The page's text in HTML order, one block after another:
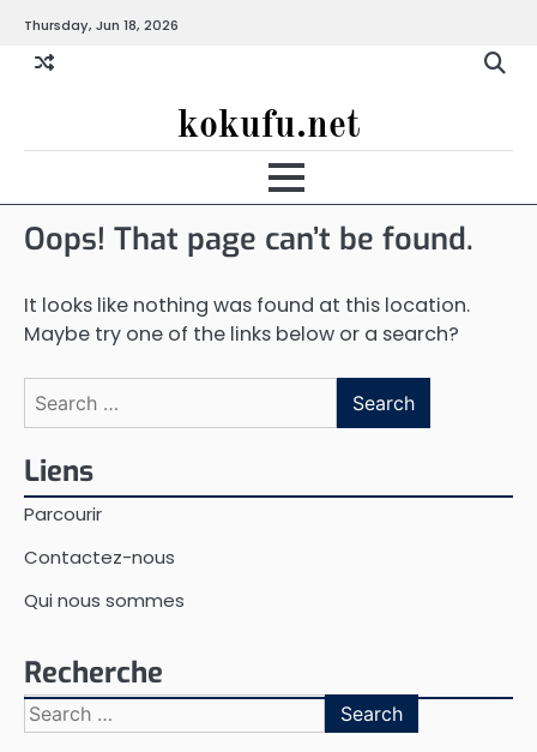
content
Thursday, Jun 18, 2026
kokufu.net
Oops! That page can’t be found.
It looks like nothing was found at this location.
Maybe try one of the links below or a search?
Search
for:
Liens
Parcourir
Contactez-nous
Qui nous sommes
Recherche
Search
for: